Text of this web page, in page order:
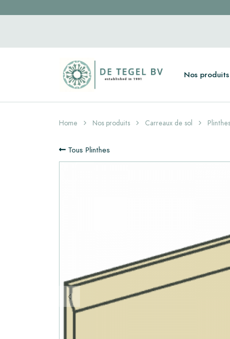
Nos produits
Home Nos produits Carreaux de sol Plinthes
Tous Plinthes